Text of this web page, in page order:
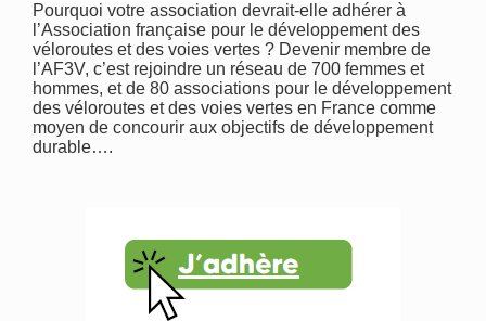
Pourquoi votre association devrait-elle adhérer à
l’Association française pour le développement des
véloroutes et des voies vertes ? Devenir membre de
l’AF3V, c’est rejoindre un réseau de 700 femmes et
hommes, et de 80 associations pour le développement
des véloroutes et des voies vertes en France comme
moyen de concourir aux objectifs de développement
durable….